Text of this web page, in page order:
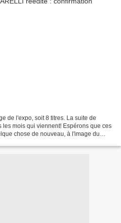
de l'expo, soit 8 titres. La suite de
mois qui viennent! Espérons que ces
chose de nouveau, à l'image du